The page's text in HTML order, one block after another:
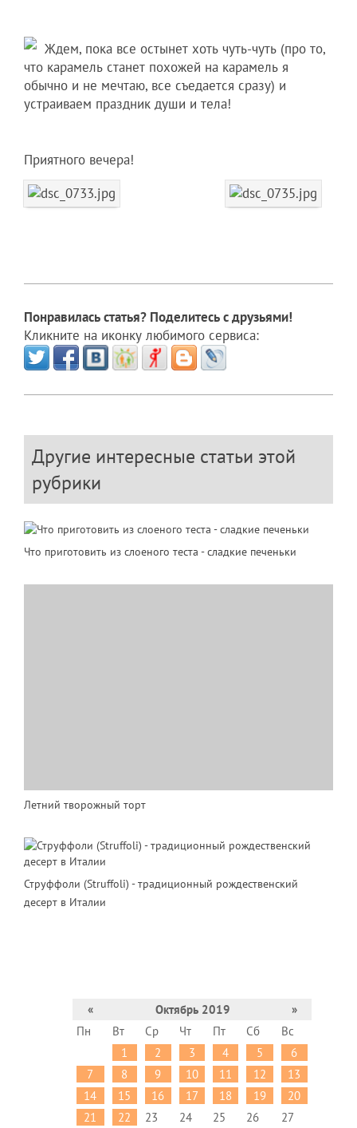
Ждем, пока все остынет хоть чуть-чуть (про то,
что карамель станет похожей на карамель я
обычно и не мечтаю, все съедается сразу) и
устраиваем праздник души и тела!
Приятного вечера!
Понравилась статья? Поделитесь с друзьями!
Кликните на иконку любимого сервиса:
Другие интересные статьи этой
рубрики
Что приготовить из слоеного теста - сладкие печеньки
Летний творожный торт
Струффоли (Struffoli) - традиционный рождественский
десерт в Италии
« Октябрь 2019
»
Пн
Вт Ср Чт Пт Сб
Вс
1
2 3 4 5
6
7
8 9 10 11 12
13
14
15 16 17 18 19
20
21
22 23 24 25 26 27